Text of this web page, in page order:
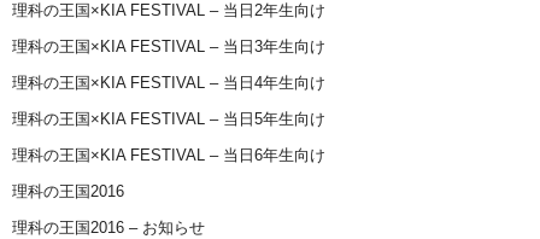
理科の王国×KIA FESTIVAL – 当日2年生向け
理科の王国×KIA FESTIVAL – 当日3年生向け
理科の王国×KIA FESTIVAL – 当日4年生向け
理科の王国×KIA FESTIVAL – 当日5年生向け
理科の王国×KIA FESTIVAL – 当日6年生向け
理科の王国2016
理科の王国2016 – お知らせ